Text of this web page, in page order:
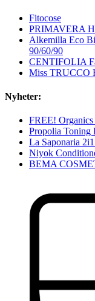
Fitocose
PRIMAVERA
Alkemilla Eco
90/60/90
CENTIFOLIA
Miss TRUCCO
Nyheter:
FREE!
Propolia Toning
La Saponaria
Niyok
BEMA